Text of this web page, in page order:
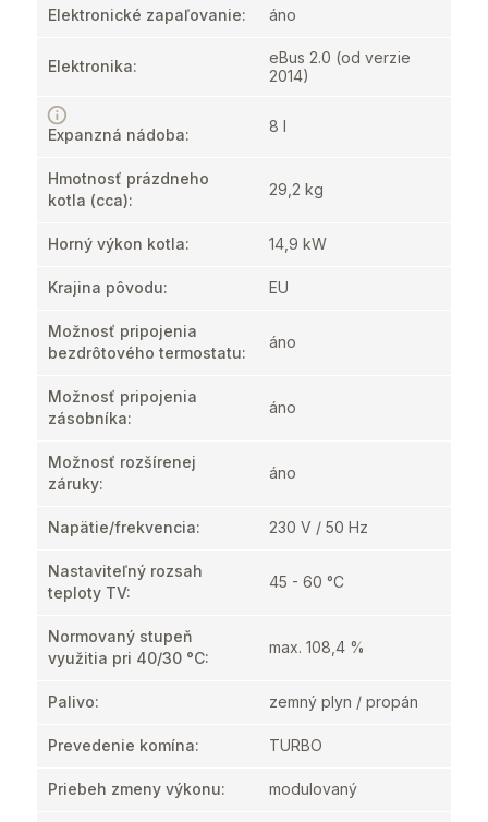
Elektronické zapaľovanie: áno
Elektronika:
eBus 2.0 (od verzie
2014)
Expanzná nádoba: 8 l
Hmotnosť prázdneho
kotla (cca):
29,2 kg
Horný výkon kotla: 14,9 kW
Krajina pôvodu: EU
Možnosť pripojenia
bezdrôtového termostatu:
áno
Možnosť pripojenia
zásobníka:
áno
Možnosť rozšírenej
záruky:
áno
Napätie/frekvencia: 230 V / 50 Hz
Nastaviteľný rozsah
teploty TV:
45 - 60 °C
Normovaný stupeň
využitia pri 40/30 °C:
max. 108,4 %
Palivo: zemný plyn / propán
Prevedenie komína: TURBO
Priebeh zmeny výkonu: modulovaný